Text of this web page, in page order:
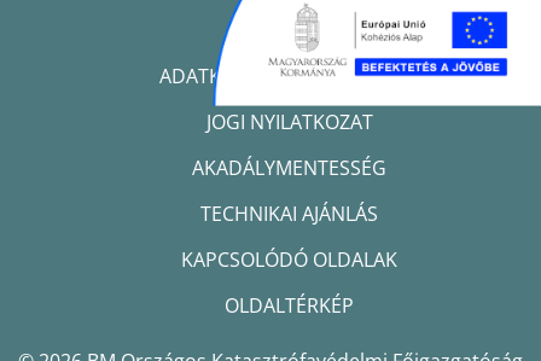
IMPRESSZUM
ADATKEZELÉSI TÁJÉKOZTATÓ
JOGI NYILATKOZAT
AKADÁLYMENTESSÉG
TECHNIKAI AJÁNLÁS
KAPCSOLÓDÓ OLDALAK
OLDALTÉRKÉP